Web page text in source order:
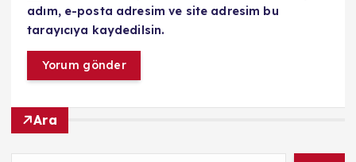
adım, e-posta adresim ve site adresim bu
tarayıcıya kaydedilsin.
Ara